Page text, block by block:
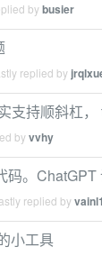
bybusier
replied by
支持顺斜杠
byvvhy
。ChatGPT
replied byvainl1
小工具